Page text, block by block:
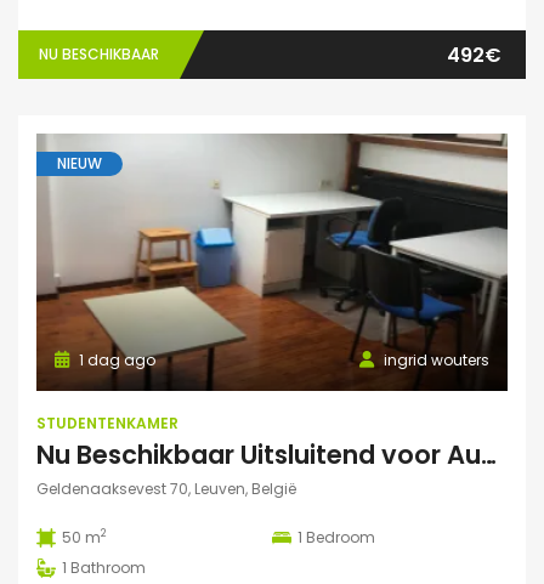
NU BESCHIKBAAR 492€
NIEUW
ingrid wouters
1 dag ago
STUDENTENKAMER
Nu Beschikbaar Uitsluitend voor Augustus 2026 in Leuven Studio
Geldenaaksevest 70, Leuven, België
50 m2 1 Bedroom
1 Bathroom